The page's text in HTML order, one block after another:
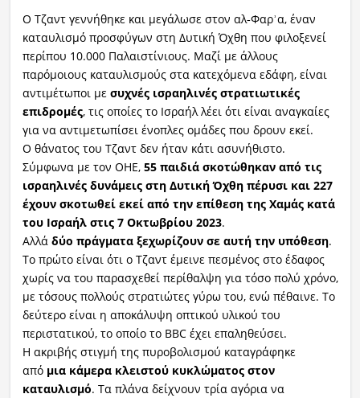
Ο Τζαντ γεννήθηκε και μεγάλωσε στον αλ‑Φαρʾα, έναν
καταυλισμό προσφύγων στη Δυτική Όχθη που φιλοξενεί
περίπου 10.000 Παλαιστίνιους. Μαζί με άλλους
παρόμοιους καταυλισμούς στα κατεχόμενα εδάφη, είναι
αντιμέτωποι με συχνές ισραηλινές στρατιωτικές
επιδρομές, τις οποίες το Ισραήλ λέει ότι είναι αναγκαίες
για να αντιμετωπίσει ένοπλες ομάδες που δρουν εκεί.
Ο θάνατος του Τζαντ δεν ήταν κάτι ασυνήθιστο.
Σύμφωνα με τον ΟΗΕ, 55 παιδιά σκοτώθηκαν από τις
ισραηλινές δυνάμεις στη Δυτική Όχθη πέρυσι και 227
έχουν σκοτωθεί εκεί από την επίθεση της Χαμάς κατά
του Ισραήλ στις 7 Οκτωβρίου 2023.
Αλλά δύο πράγματα ξεχωρίζουν σε αυτή την υπόθεση.
Το πρώτο είναι ότι ο Τζαντ έμεινε πεσμένος στο έδαφος
χωρίς να του παρασχεθεί περίθαλψη για τόσο πολύ χρόνο,
με τόσους πολλούς στρατιώτες γύρω του, ενώ πέθαινε. Το
δεύτερο είναι η αποκάλυψη οπτικού υλικού του
περιστατικού, το οποίο το BBC έχει επαληθεύσει.
Η ακριβής στιγμή της πυροβολισμού καταγράφηκε
από μια κάμερα κλειστού κυκλώματος στον
καταυλισμό. Τα πλάνα δείχνουν τρία αγόρια να